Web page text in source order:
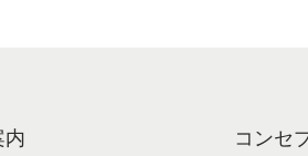
内 コンセ